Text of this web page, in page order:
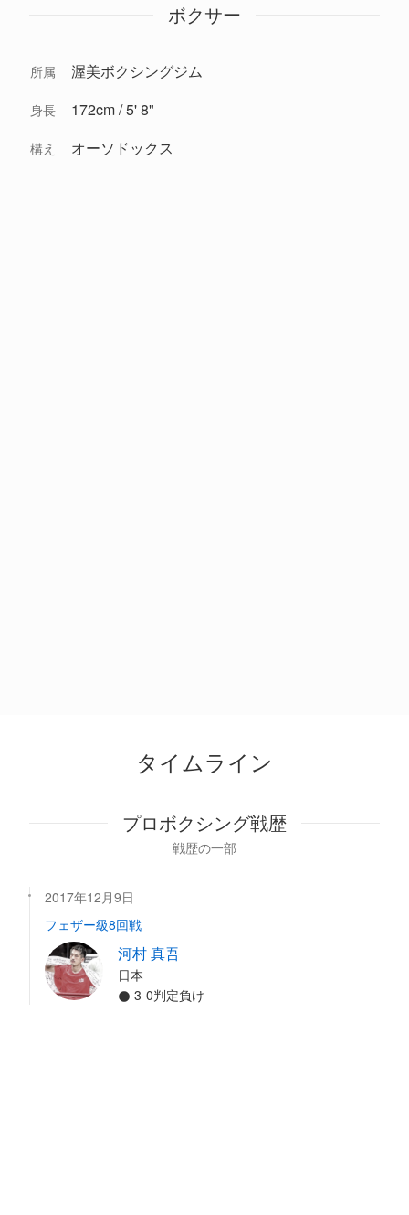
ボクサー
所属 渥美ボクシングジム
身長 172cm / 5' 8"
構え オーソドックス
タイムライン
プロボクシング戦歴
戦歴の一部
2017年12月9日
フェザー級8回戦
河村 真吾
日本
3-0判定負け